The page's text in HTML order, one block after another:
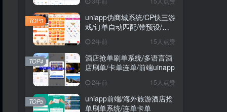
uniapp伪商城系统/CP快三游
戏/订单自动匹配/带预设/代
理后台
2年前 15人点赞
TOP3
酒店抢单刷单系统/多语言酒
店刷单/卡单连单/前端uinapp
2年前 15人点赞
TOP4
uniapp前端/海外旅游酒店抢
单刷单系统/连单卡单
TOP5